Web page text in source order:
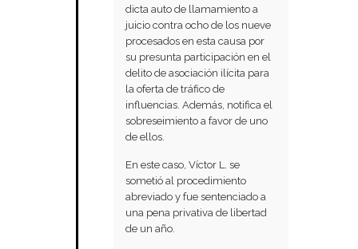
dicta auto de llamamiento a
juicio contra ocho de los nueve
procesados en esta causa por
su presunta participación en el
delito de asociación ilícita para
la oferta de tráfico de
influencias. Además, notifica el
sobreseimiento a favor de uno
de ellos.
En este caso, Víctor L. se
sometió al procedimiento
abreviado y fue sentenciado a
una pena privativa de libertad
de un año.